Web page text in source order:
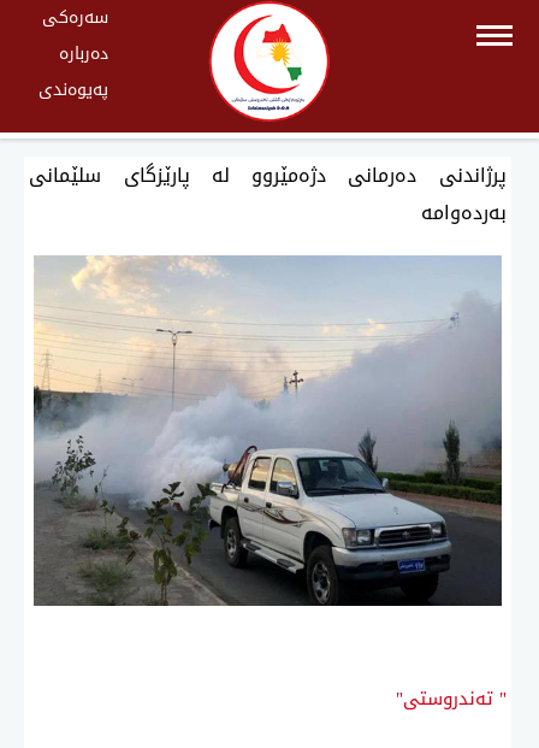
سەرەکی
دەربارە
پەیوەندی
پرژاندنی دەرمانی دژەمێروو لە پارێزگای سلێمانی
بەردەوامە
" تەندروستی"